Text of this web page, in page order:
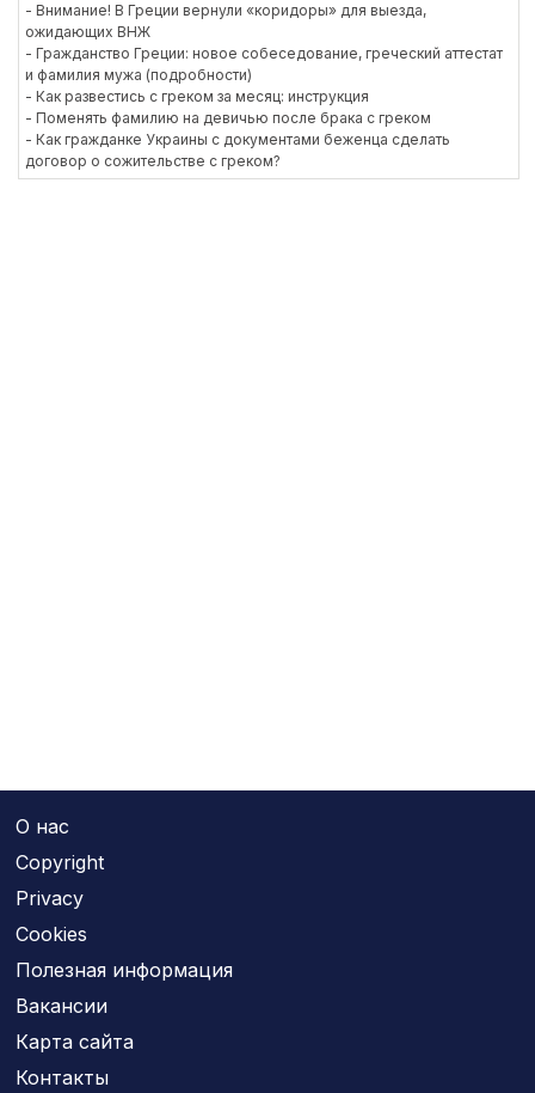
- Внимание! В Греции вернули «коридоры» для выезда,
ожидающих ВНЖ
- Гражданство Греции: новое собеседование, греческий аттестат
и фамилия мужа (подробности)
- Как развестись с греком за месяц: инструкция
- Поменять фамилию на девичью после брака с греком
- Как гражданке Украины с документами беженца сделать
договор о сожительстве с греком?
О нас
Copyright
Privacy
Cookies
Полезная информация
Вакансии
Карта сайта
Контакты